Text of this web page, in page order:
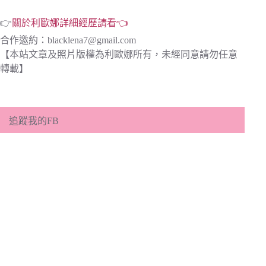
👉關於利歐娜詳細經歷請看👈
合作邀約： blacklena7@gmail.com
【本站文章及照片版權為利歐娜所有，未經同意請勿任意
轉載】
追蹤我的FB